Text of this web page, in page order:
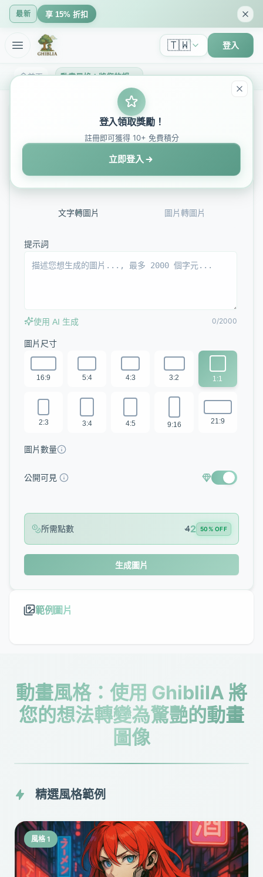
最新 享 15% 折扣
🇹🇼 登入
首頁 動畫風格：將您的想法轉變為驚艷的動畫圖像 - GhibliIA
Nano Banana
Powered by Advanced AI Anime Style Technology
文字轉圖片 圖片轉圖片
提示詞
使用 AI 生成 0/2000
圖片尺寸
16:9 5:4 4:3 3:2 1:1
2:3 3:4 4:5 9:16 21:9
圖片數量
公開可見
所需點數 42 50% OFF
生成圖片
範例圖片
動畫風格：使用 GhibliIA 將
您的想法轉變為驚艷的動畫
圖像
精選風格範例
風格 1
登入領取獎勵！
註冊即可獲得 10+ 免費積分
立即登入